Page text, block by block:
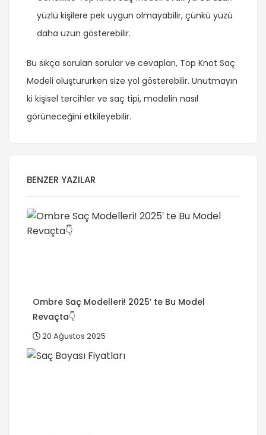
yüzlü kişilere pek uygun olmayabilir, çünkü yüzü
daha uzun gösterebilir.
Bu sıkça sorulan sorular ve cevapları, Top Knot Saç
Modeli oluştururken size yol gösterebilir. Unutmayın
ki kişisel tercihler ve saç tipi, modelin nasıl
görüneceğini etkileyebilir.
BENZER YAZILAR
Ombre Saç Modelleri! 2025′ te Bu Model
Revaçta👇
20 Ağustos 2025